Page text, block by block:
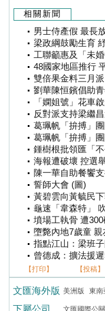
相關新聞
男士侍產假 最長
梁政綱鼓勵生育
工聯籲惠及「未
48國家地區推行
雙倍果金料三月派
劉華陳恒鑌倡助
「嫻姐號」花車
反對派支持梁繼
葛珮帆「拚搏」
葛珮帆「拚搏」
鍾樹根批領匯「
海報遭破壞 控選
陳一華自助餐饗
誓師大會 (圖)
黃碧雲向黃毓民
龜速「韋森特」
墳場工執骨 遭
墮斃內地7歲童
指點江山：梁班
曾德成：擴法援
【打印】 【投稿】
文匯海外版 美洲版 東南
下屬公司 文匯國際公